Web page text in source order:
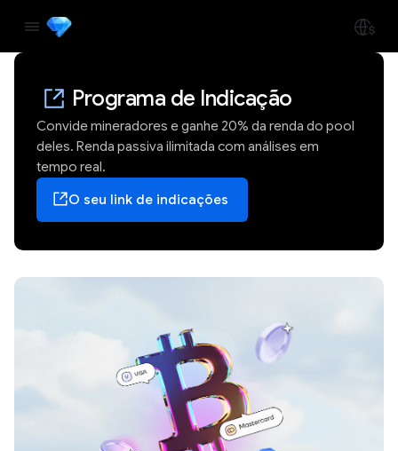
Programa de Indicação
Convide mineradores e ganhe 20% da renda do pool
deles. Renda passiva ilimitada com análises em
tempo real.
O seu link de indicações